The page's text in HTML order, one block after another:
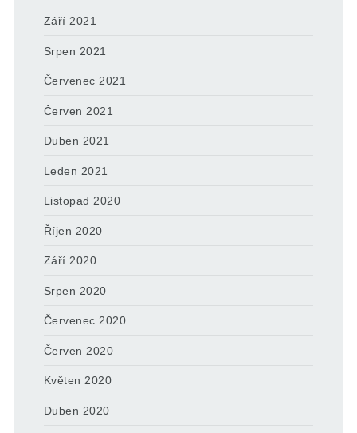
Září 2021
Srpen 2021
Červenec 2021
Červen 2021
Duben 2021
Leden 2021
Listopad 2020
Říjen 2020
Září 2020
Srpen 2020
Červenec 2020
Červen 2020
Květen 2020
Duben 2020